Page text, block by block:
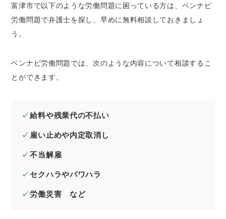
富津市で以下のような労働問題に困っている方は、ベンナビ
労働問題で弁護士を探し、早めに無料相談しておきましょ
う。
ベンナビ労働問題では、次のような内容について相談するこ
とができます。
給料や残業代の不払い
雇い止めや内定取消し
不当解雇
セクハラやパワハラ
労働災害 など